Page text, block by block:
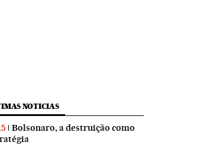
NOTICIAS
Bolsonaro, a destruição como